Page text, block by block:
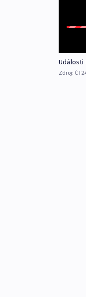
Události
Zdroj: